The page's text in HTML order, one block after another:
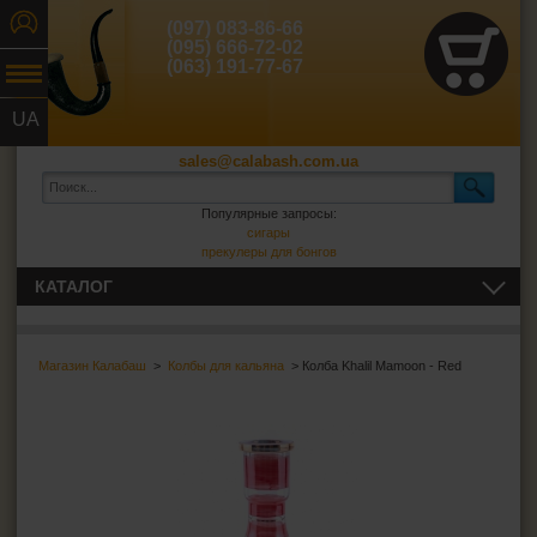
UA
(097) 083-86-66
(095) 666-72-02
(063) 191-77-67
sales@calabash.com.ua
Популярные запросы:
сигары
прекулеры для бонгов
Магазин Калабаш > Колбы для кальяна > Колба Khalil Mamoon - Red
КАТАЛОГ
ВСЁ ДЛЯ СИГАРЕТ И САМОКРУТОК
ЗАЖИГАЛКИ